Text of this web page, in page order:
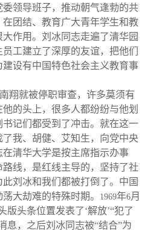
领导班子，推动朝气逢勃的共
团结、教育广大青年学生和教
作用。刘冰同志走遍了清华园
工建立了深厚的友谊，把他们
设有中国特色社会主义教育事
翔就被停职审查，许多莫须有
的头上，很多人都纷纷与他划
记们都受到了冲击。就在这一
我、胡健、艾知生，向党中央
清华大学是按主席指示办事
线，是红线主导的，坚持了社
刘冰和我们都被打倒了。中国
大劫难的特殊时期。
1969年6月
版头条位置发表了‘解放’“犯了
息，之后刘冰同志被“结合”为